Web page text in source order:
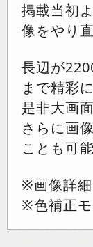
掲載当初
像をやり
長辺が
まで精彩
是非大画
さらに画
ことも可
※画像詳
※色補正